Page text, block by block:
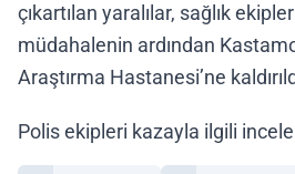
çıkartılan yaralılar, sağlık
müdahalenin ardından
Araştırma Hastanesi’ne
Polis ekipleri kazayla ilgili